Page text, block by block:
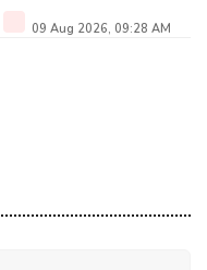
09 Aug 2026, 09:28 AM